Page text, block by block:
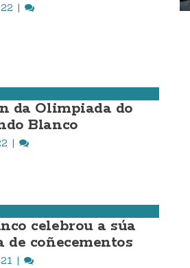
da Olimpiada do
Blanco
celebrou a súa
coñecementos